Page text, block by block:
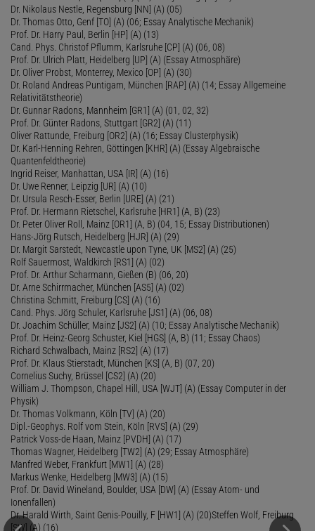
Dr. Nikolaus Nestle, Regensburg [NN] (A) (05)
Dr. Thomas Otto, Genf [TO] (A) (06; Essay Analytische Mechanik)
Prof. Dr. Harry Paul, Berlin [HP] (A) (13)
Cand. Phys. Christof Pflumm, Karlsruhe [CP] (A) (06, 08)
Prof. Dr. Ulrich Platt, Heidelberg [UP] (A) (Essay Atmosphäre)
Dr. Oliver Probst, Monterrey, Mexico [OP] (A) (30)
Dr. Roland Andreas Puntigam, München [RAP] (A) (14; Essay Allgemeine
Relativitätstheorie)
Dr. Gunnar Radons, Mannheim [GR1] (A) (01, 02, 32)
Prof. Dr. Günter Radons, Stuttgart [GR2] (A) (11)
Oliver Rattunde, Freiburg [OR2] (A) (16; Essay Clusterphysik)
Dr. Karl-Henning Rehren, Göttingen [KHR] (A) (Essay Algebraische
Quantenfeldtheorie)
Ingrid Reiser, Manhattan, USA [IR] (A) (16)
Dr. Uwe Renner, Leipzig [UR] (A) (10)
Dr. Ursula Resch-Esser, Berlin [URE] (A) (21)
Prof. Dr. Hermann Rietschel, Karlsruhe [HR1] (A, B) (23)
Dr. Peter Oliver Roll, Mainz [OR1] (A, B) (04, 15; Essay Distributionen)
Hans-Jörg Rutsch, Heidelberg [HJR] (A) (29)
Dr. Margit Sarstedt, Newcastle upon Tyne, UK [MS2] (A) (25)
Rolf Sauermost, Waldkirch [RS1] (A) (02)
Prof. Dr. Arthur Scharmann, Gießen (B) (06, 20)
Dr. Arne Schirrmacher, München [AS5] (A) (02)
Christina Schmitt, Freiburg [CS] (A) (16)
Cand. Phys. Jörg Schuler, Karlsruhe [JS1] (A) (06, 08)
Dr. Joachim Schüller, Mainz [JS2] (A) (10; Essay Analytische Mechanik)
Prof. Dr. Heinz-Georg Schuster, Kiel [HGS] (A, B) (11; Essay Chaos)
Richard Schwalbach, Mainz [RS2] (A) (17)
Prof. Dr. Klaus Stierstadt, München [KS] (A, B) (07, 20)
Cornelius Suchy, Brüssel [CS2] (A) (20)
William J. Thompson, Chapel Hill, USA [WJT] (A) (Essay Computer in der
Physik)
Dr. Thomas Volkmann, Köln [TV] (A) (20)
Dipl.-Geophys. Rolf vom Stein, Köln [RVS] (A) (29)
Patrick Voss-de Haan, Mainz [PVDH] (A) (17)
Thomas Wagner, Heidelberg [TW2] (A) (29; Essay Atmosphäre)
Manfred Weber, Frankfurt [MW1] (A) (28)
Markus Wenke, Heidelberg [MW3] (A) (15)
Prof. Dr. David Wineland, Boulder, USA [DW] (A) (Essay Atom- und
Ionenfallen)
Dr. Harald Wirth, Saint Genis-Pouilly, F [HW1] (A) (20)Steffen Wolf, Freiburg
[SW] (A) (16)